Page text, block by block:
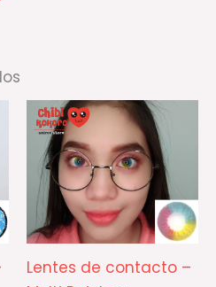
Lentes de contacto –